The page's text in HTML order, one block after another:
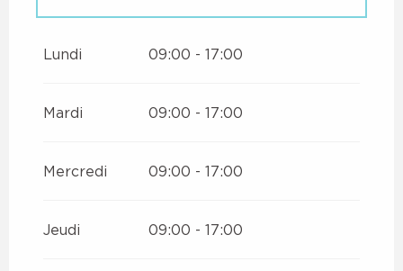
2026
Lundi 09:00 - 17:00
Mardi 09:00 - 17:00
Mercredi 09:00 - 17:00
Jeudi 09:00 - 17:00